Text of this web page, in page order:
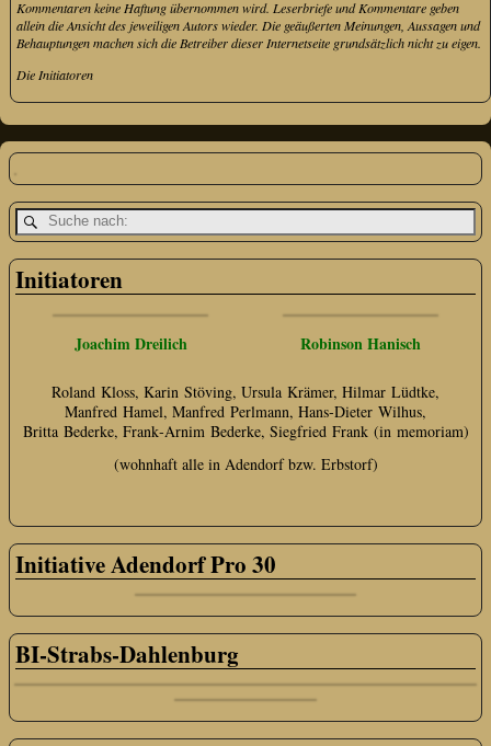
Kommentaren keine Haftung übernommen wird. Leserbriefe und Kommentare geben
allein die Ansicht des jeweiligen Autors wieder. Die geäußerten Meinungen, Aussagen und
Behauptungen machen sich die Betreiber dieser Internetseite grundsätzlich nicht zu eigen.
Die Initiatoren
Initiatoren
Joachim Dreilich Robinson Hanisch
Roland Kloss, Karin Stöving, Ursula Krämer, Hilmar Lüdtke,
Manfred Hamel, Manfred Perlmann, Hans‑Dieter Wilhus,
Britta Bederke, Frank‑Arnim Bederke, Siegfried Frank (in memoriam)
(wohnhaft alle in Adendorf bzw. Erbstorf)
Initiative Adendorf Pro 30
BI-Strabs-Dahlenburg